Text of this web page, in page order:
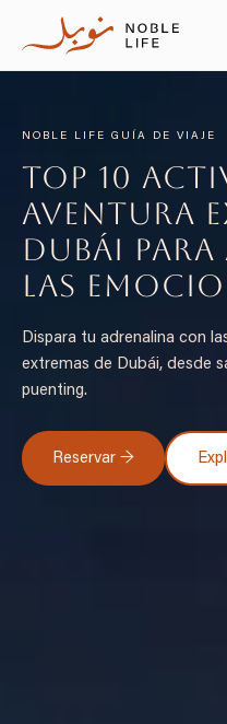
NOBLE LIFE GUÍA DE VIAJE
Top 10
Aventura
Dubái para
las
Dispara tu adrenalina con
extremas de Dubái, desde
puenting.
Reservar →